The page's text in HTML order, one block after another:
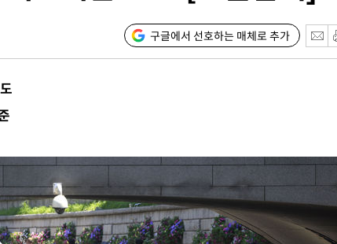
안겨드려 죄
구글에서 선호하는 매체로 추가